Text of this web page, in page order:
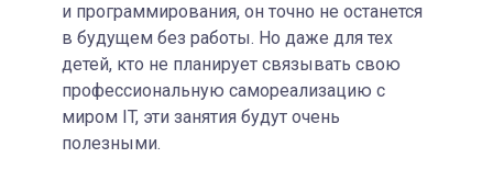
и программирования, он точно не останется
в будущем без работы. Но даже для тех
детей, кто не планирует связывать свою
профессиональную самореализацию с
миром IT, эти занятия будут очень
полезными.